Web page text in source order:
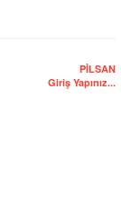
PİLSAN
Giriş Yapınız...